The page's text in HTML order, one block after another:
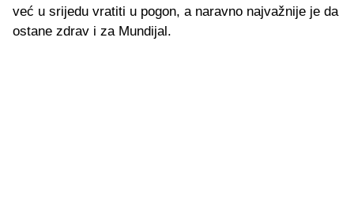
već u srijedu vratiti u pogon, a naravno najvažnije je da
ostane zdrav i za Mundijal.